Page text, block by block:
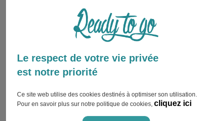
le meilleur moyen est de rester à l’affût de promotions
internet, notamment pour la location de véhicule ainsi que
pour la réservation des hôtels ou des campings.
Le respect de votre vie privée
est notre priorité
Ce site web utilise des cookies destinés à optimiser son utilisation.
Pour en savoir plus sur notre politique de cookies, cliquez ici